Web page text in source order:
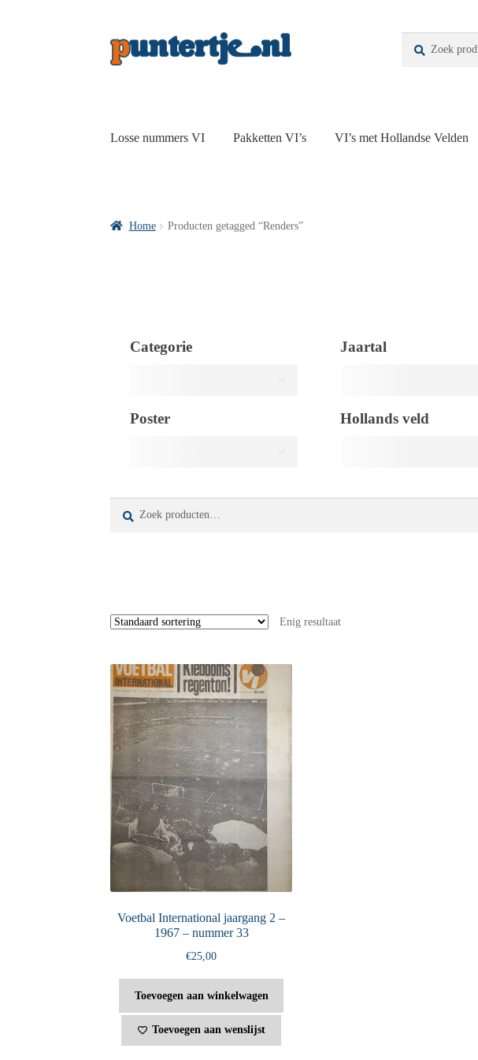
Zoeken
Losse nummers VI Pakketten VI’s VI’s met Hollandse Velden
Home Producten getagged “Renders”
Categorie Jaartal
Poster Hollands veld
Enig resultaat
Voetbal International jaargang 2 –
1967 – nummer 33
€25,00
Toevoegen aan winkelwagen
Toevoegen aan wenslijst